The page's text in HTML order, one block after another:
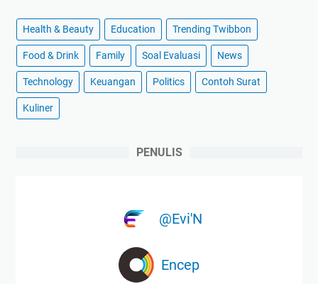
Health & Beauty Education Trending Twibbon
Food & Drink Family Soal Evaluasi News
Technology Keuangan Politics Contoh Surat
Kuliner
PENULIS
@Evi'N
Encep